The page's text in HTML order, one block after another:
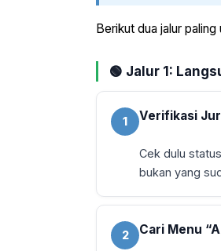
Berikut dua jalur
🟢 Jalur 1:
1 Verifikasi
Cek dulu
bukan yang
2 Cari Menu